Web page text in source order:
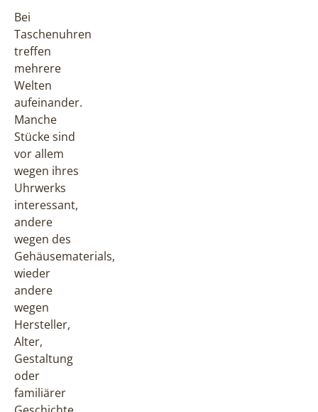
Bei
Taschenuhren
treffen
mehrere
Welten
aufeinander.
Manche
Stücke sind
vor allem
wegen ihres
Uhrwerks
interessant,
andere
wegen des
Gehäusematerials,
wieder
andere
wegen
Hersteller,
Alter,
Gestaltung
oder
familiärer